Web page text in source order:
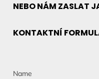
NEBO NÁM ZASLAT
KONTAKTNÍ
Name